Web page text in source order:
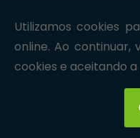
atenção aos
estará mais
de serviços que
informática é
e a segurança de sua